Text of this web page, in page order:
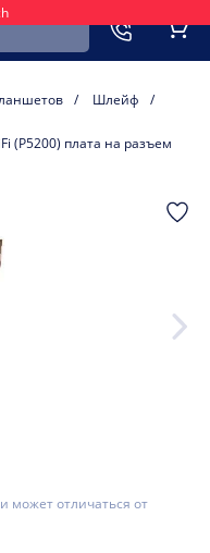
устройства
Шлейф
(P5200) плата на разъем
может отличаться от